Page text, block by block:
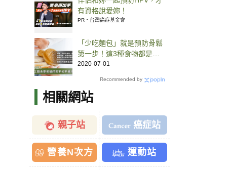
有資格說愛妳！
PR・台灣癌症基金會
「少吃麵包」就是預防骨鬆
第一步！這3種食物都是鈣
質殺手
2020-07-01
Recommended by
相關網站
親子站 癌症站
營養N次方 運動站